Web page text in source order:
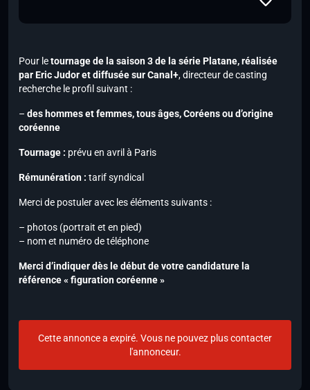
Pour letournage de la saison 3 de la série Platane, réalisée
par Eric Judor et diffusée sur Canal+, directeur de casting
recherche le profil suivant :
– des hommes et femmes, tous âges, Coréens ou d’origine
coréenne
Tournage : prévu en avril à Paris
Rémunération : tarif syndical
Merci de postuler avec les éléments suivants :
– photos (portrait et en pied)
– nom et numéro de téléphone
Merci d’indiquer dès le début de votre candidature la
référence « figuration coréenne »
Cette annonce a expiré. Vous ne pouvez plus contacter
l'annonceur.